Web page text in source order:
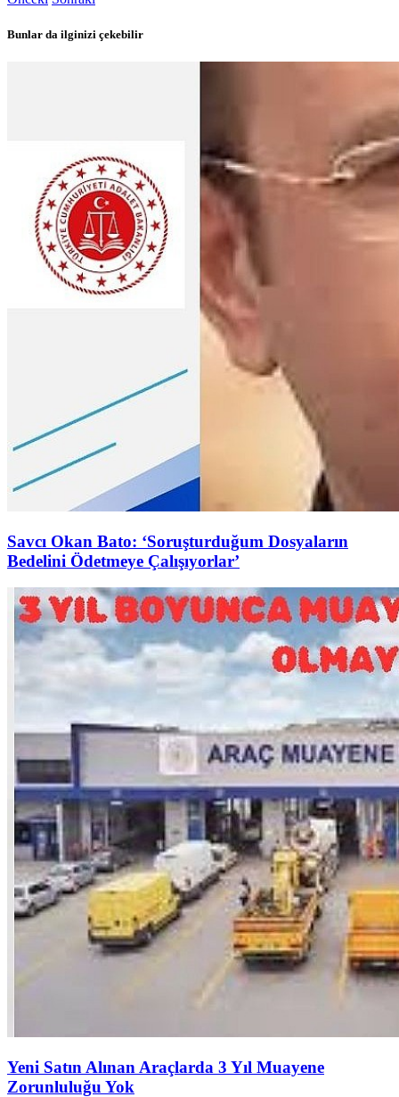
Bunlar da ilginizi çekebilir
Savcı Okan Bato: ‘Soruşturduğum Dosyaların
Bedelini Ödetmeye Çalışıyorlar’
Yeni Satın Alınan Araçlarda 3 Yıl Muayene
Zorunluluğu Yok